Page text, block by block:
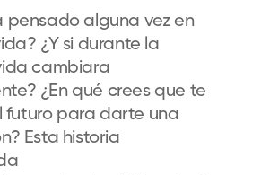
pensado alguna vez en
¿Y si durante la
cambiara
¿En qué crees que te
futuro para darte una
Esta historia